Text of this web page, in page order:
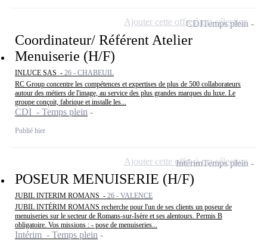
Coordinateur/ Référent Atelier
Menuiserie (H/F)
INLUCE SAS - 26 - CHABEUIL
RC Group concentre les compétences et expertises de plus de 500 collaborateurs
autour des métiers de l'image, au service des plus grandes marques du luxe. Le
groupe conçoit, fabrique et installe les...
CDI - Temps plein
Publié hier
CDITemps plein
Ajouter cette offre à ma sélection
POSEUR MENUISERIE (H/F)
JUBIL INTERIM ROMANS - 26 - VALENCE
JUBIL INTÉRIM ROMANS recherche pour l'un de ses clients un poseur de
menuiseries sur le secteur de Romans-sur-Isère et ses alentours. Permis B
obligatoire. Vos missions : - pose de menuiseries...
Intérim - Temps plein
IntérimTemps plein
Ajouter cette offre à ma sélection